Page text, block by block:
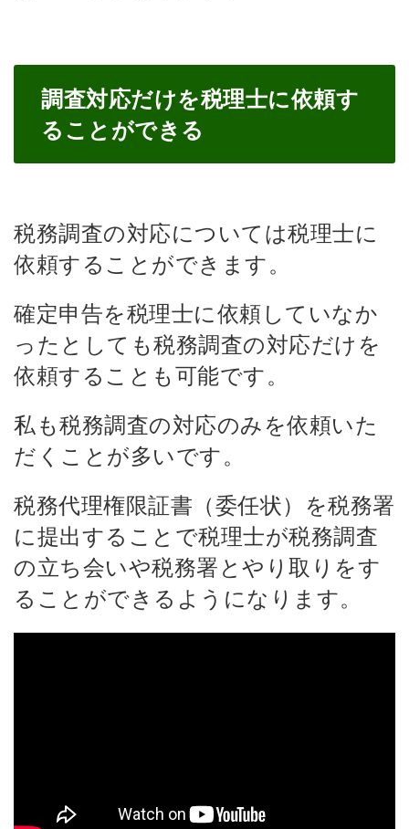
調査対応だけを税理士に依頼す
ることができる
税務調査の対応については税理士に
依頼することができます。
確定申告を税理士に依頼していなか
ったとしても税務調査の対応だけを
依頼することも可能です。
私も税務調査の対応のみを依頼いた
だくことが多いです。
税務代理権限証書（委任状）を税務署
に提出することで税理士が税務調査
の立ち会いや税務署とやり取りをす
ることができるようになります。